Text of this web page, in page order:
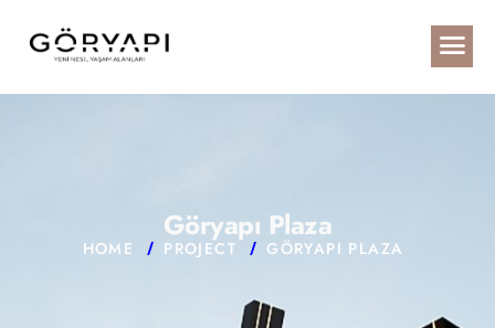
Göryapı Plaza
HOME PROJECT GÖRYAPI PLAZA